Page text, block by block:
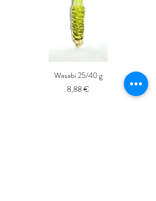
Wasabi 25/40 g
Precio
8,88 €
Fresh